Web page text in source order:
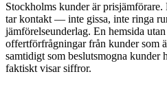
Stockholms kunder är
tar kontakt — inte gissa, inte ringa
jämförelseunderlag. En hemsida
offertförfrågningar från kunder som
samtidigt som beslutsmogna kunder
faktiskt visar siffror.